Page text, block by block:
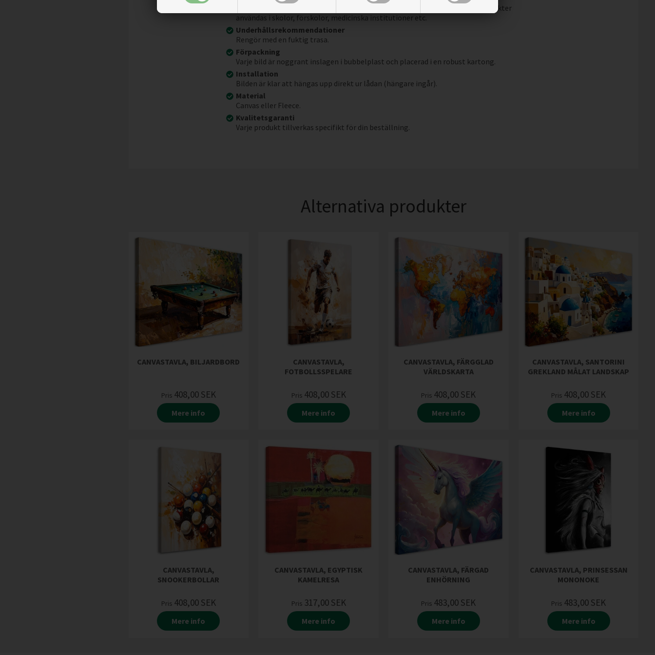
kan våra produkter
användas i skolor, förskolor, medicinska institutioner etc.
Underhållsrekommendationer
Rengör med en fuktig trasa.
Förpackning
Varje bild är noggrant inslagen i bubbelplast och placerad i en robust kartong.
Installation
Bilden är klar att hängas upp direkt ur lådan (hängare ingår).
Material
Canvas eller Fleece.
Kvalitetsgaranti
Varje produkt tillverkas specifikt för din beställning.
Alternativa produkter
CANVASTAVLA, BILJARDBORD
Pris 408,00 SEK
Mere info
CANVASTAVLA,
FOTBOLLSSPELARE
Pris 408,00 SEK
Mere info
CANVASTAVLA, FÄRGGLAD
VÄRLDSKARTA
Pris 408,00 SEK
Mere info
CANVASTAVLA, SANTORINI
GREKLAND MÅLAT LANDSKAP
Pris 408,00 SEK
Mere info
CANVASTAVLA,
SNOOKERBOLLAR
Pris 408,00 SEK
Mere info
CANVASTAVLA, EGYPTISK
KAMELRESA
Pris 317,00 SEK
Mere info
CANVASTAVLA, FÄRGAD
ENHÖRNING
Pris 483,00 SEK
Mere info
CANVASTAVLA, PRINSESSAN
MONONOKE
Pris 483,00 SEK
Mere info